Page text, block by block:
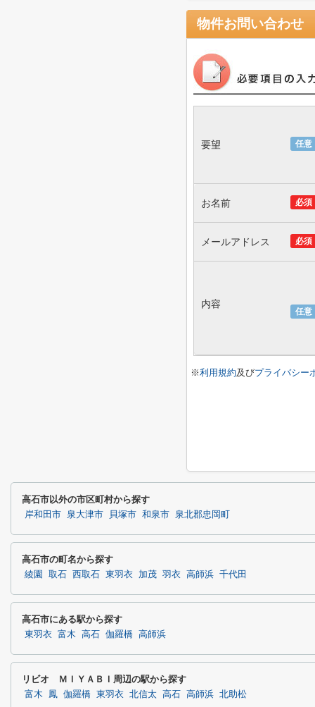
物件お問い合わせ
任意
要望
必須
お名前
必須
メールアドレス
任意
内容
※利用規約及びプライバシー
高石市以外の市区町村から探す
岸和田市 泉大津市 貝塚市 和泉市 泉北郡忠岡町
高石市の町名から探す
綾園 取石 西取石 東羽衣 加茂 羽衣 高師浜 千代田
高石市にある駅から探す
東羽衣 富木 高石 伽羅橋 高師浜
リビオ ＭＩＹＡＢＩ周辺の駅から探す
富木 鳳 伽羅橋 東羽衣 北信太 高石 高師浜 北助松